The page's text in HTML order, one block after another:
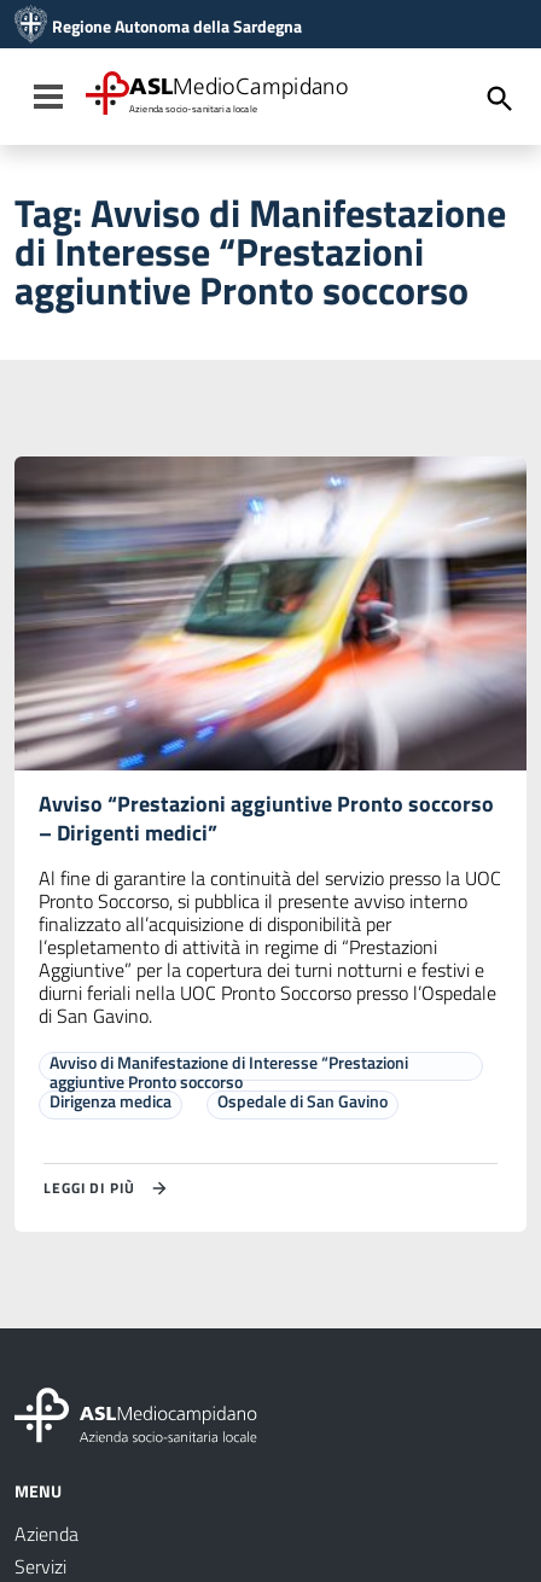
Vai al menu di navigazione
Vai al footer
Regione Autonoma della Sardegna
Toggle navigation
ASLMedioCampidano
Azienda socio-sanitaria locale
Tag:Avviso di Manifestazione
di Interesse “Prestazioni
aggiuntive Pronto soccorso
Avviso “Prestazioni aggiuntive Pronto soccorso
– Dirigenti medici”
Al fine di garantire la continuità del servizio presso la UOC
Pronto Soccorso, si pubblica il presente avviso interno
finalizzato all’acquisizione di disponibilità per
l’espletamento di attività in regime di “Prestazioni
Aggiuntive” per la copertura dei turni notturni e festivi e
diurni feriali nella UOC Pronto Soccorso presso l’Ospedale
di San Gavino.
Avviso di Manifestazione di Interesse “Prestazioni
aggiuntive Pronto soccorso
Dirigenza medica Ospedale di San Gavino
LEGGI DI PIÙ
MENU
Azienda
Servizi